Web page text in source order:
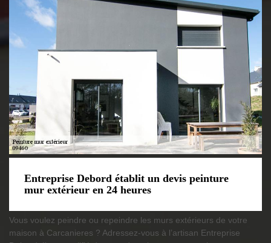
Entreprise Debord établit un devis peinture
mur extérieur en 24 heures
Vous voulez peindre ou repeindre les murs extérieurs de votre
maison à Carcanieres ? Adressez-vous à l’artisan Entreprise